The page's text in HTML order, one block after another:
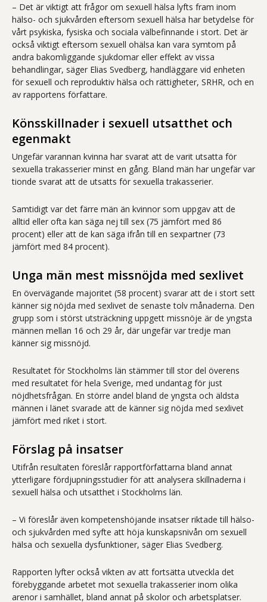
– Det är viktigt att frågor om sexuell hälsa lyfts fram inom
hälso- och sjukvården eftersom sexuell hälsa har betydelse för
vårt psykiska, fysiska och sociala välbefinnande i stort. Det är
också viktigt eftersom sexuell ohälsa kan vara symtom på
andra bakomliggande sjukdomar eller effekt av vissa
behandlingar, säger Elias Svedberg, handläggare vid enheten
för sexuell och reproduktiv hälsa och rättigheter, SRHR, och en
av rapportens författare.
Könsskillnader i sexuell utsatthet och
egenmakt
Ungefär varannan kvinna har svarat att de varit utsatta för
sexuella trakasserier minst en gång. Bland män har ungefär var
tionde svarat att de utsatts för sexuella trakasserier.
Samtidigt var det färre män än kvinnor som uppgav att de
alltid eller ofta kan säga nej till sex (75 jämfört med 86
procent) eller att de kan säga ifrån till en sexpartner (73
jämfört med 84 procent).
Unga män mest missnöjda med sexlivet
En övervägande majoritet (58 procent) svarar att de i stort sett
känner sig nöjda med sexlivet de senaste tolv månaderna. Den
grupp som i störst utsträckning uppgett missnöje är de yngsta
männen mellan 16 och 29 år, där ungefär var tredje man
känner sig missnöjd.
Resultatet för Stockholms län stämmer till stor del överens
med resultatet för hela Sverige, med undantag för just
nöjdhetsfrågan. En större andel bland de yngsta och äldsta
männen i länet svarade att de känner sig nöjda med sexlivet
jämfört med riket i stort.
Förslag på insatser
Utifrån resultaten föreslår rapportförfattarna bland annat
ytterligare fördjupningsstudier för att analysera skillnaderna i
sexuell hälsa och utsatthet i Stockholms län.
– Vi föreslår även kompetenshöjande insatser riktade till hälso-
och sjukvården med syfte att höja kunskapsnivån om sexuell
hälsa och sexuella dysfunktioner, säger Elias Svedberg.
Rapporten lyfter också vikten av att fortsätta utveckla det
förebyggande arbetet mot sexuella trakasserier inom olika
arenor i samhället, bland annat på skolor och arbetsplatser.